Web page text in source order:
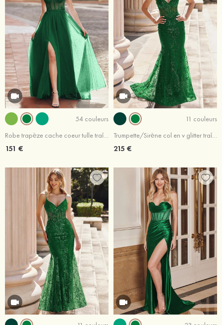
54 couleurs
Robe trapèze cache coeur tulle traîne balayage robe de bal
151 €
11 couleurs
Trumpette/Sirène col en v glitter traîne balayage robe de bal
215 €